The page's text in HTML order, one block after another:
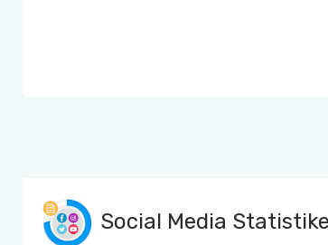
Social Media